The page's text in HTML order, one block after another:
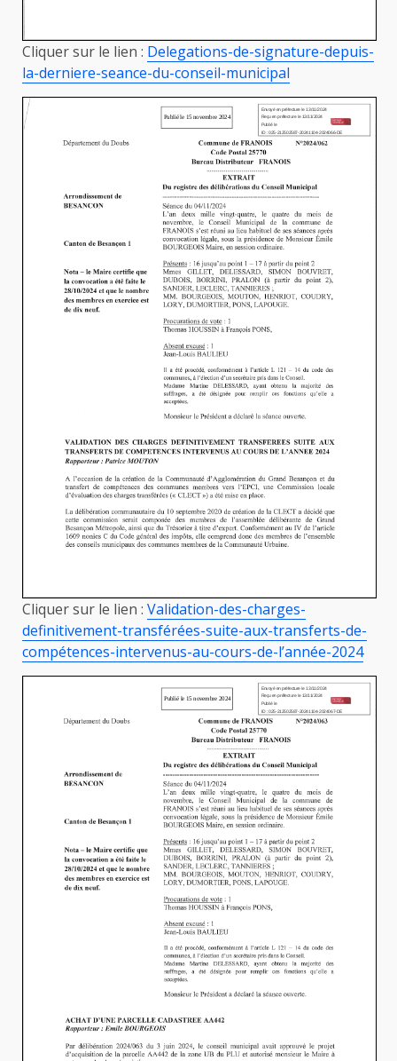
Cliquer sur le lien : Delegations-de-signature-depuis-
la-derniere-seance-du-conseil-municipal
Cliquer sur le lien : Validation-des-charges-
definitivement-transférées-suite-aux-transferts-de-
compétences-intervenus-au-cours-de-l’année-2024